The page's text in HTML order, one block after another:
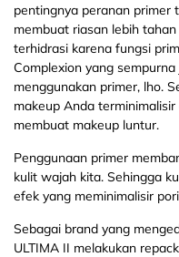
pentingnya peranan primer
membuat riasan lebih
terhidrasi karena fungsi
Complexion yang
menggunakan primer, lho.
makeup Anda
membuat makeup luntur.
Penggunaan primer
kulit wajah kita. Sehingga
efek yang meminimalisir
Sebagai brand yang
ULTIMA II melakukan